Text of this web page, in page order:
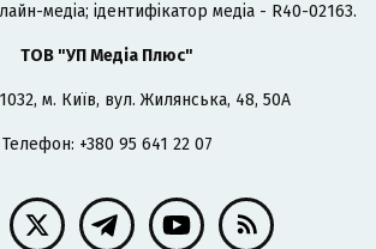
медіа; ідентифікатор медіа - R40-02163.
ТОВ "УП Медіа Плюс"
м. Київ, вул. Жилянська, 48, 50А
Телефон: +380 95 641 22 07